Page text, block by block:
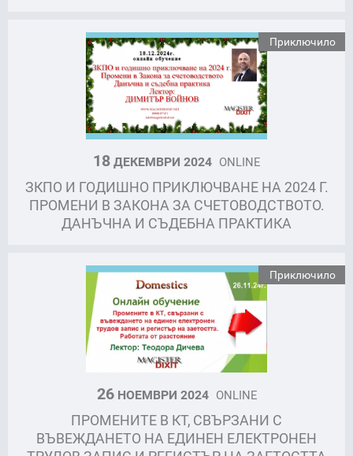
Приключило
18ДЕКЕМВРИ 2024 ONLINE
ЗКПО И ГОДИШНО ПРИКЛЮЧВАНЕ НА 2024 Г.
ПРОМЕНИ В ЗАКОНА ЗА СЧЕТОВОДСТВОТО.
ДАНЪЧНА И СЪДЕБНА ПРАКТИКА
Приключило
26НОЕМВРИ 2024 ONLINE
ПРОМЕНИТЕ В КТ, СВЪРЗАНИ С
ВЪВЕЖДАНЕТО НА ЕДИНЕН ЕЛЕКТРОНЕН